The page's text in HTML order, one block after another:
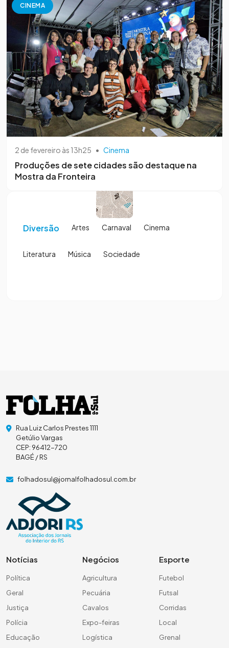
CINEMA
2 de fevereiro às 13h25 • Cinema
Produções de sete cidades são destaque na
Mostra da Fronteira
Diversão Artes Carnaval Cinema
Literatura Música Sociedade
Rua Luiz Carlos Prestes 1111
Getúlio Vargas
CEP: 96412-720
BAGÉ / RS
folhadosul@jornalfolhadosul.com.br
Notícias
Política
Geral
Justiça
Polícia
Educação
Negócios
Agricultura
Pecuária
Cavalos
Expo-feiras
Logística
Esporte
Futebol
Futsal
Corridas
Local
Grenal